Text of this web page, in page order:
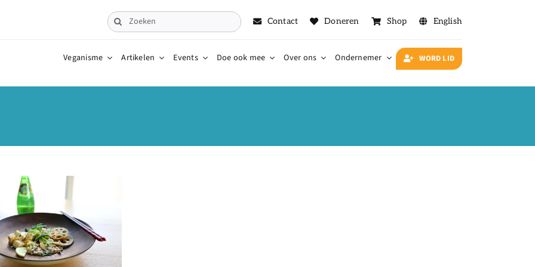
Zoeken
naar:
Contact Doneren Shop English
Veganisme Artikelen Events Doe ook mee Over ons Ondernemer WORD LID